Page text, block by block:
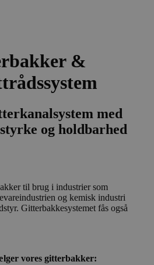
&
med
og holdbarhed
til brug i industrier som
og kemisk industri
Gitterbakkesystemet fås også
vores gitterbakker: